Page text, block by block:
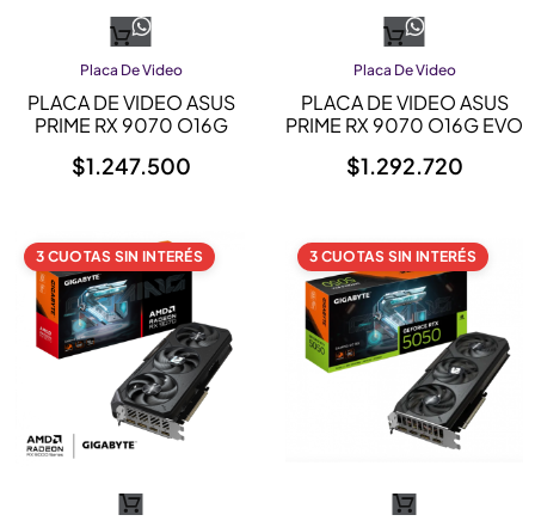
Placa De Video
PLACA DE VIDEO ASUS
PRIME RX 9070 O16G
$1.247.500
Placa De Video
PLACA DE VIDEO ASUS
PRIME RX 9070 O16G EVO
$1.292.720
3 CUOTAS SIN INTERÉS 3 CUOTAS SIN INTERÉS